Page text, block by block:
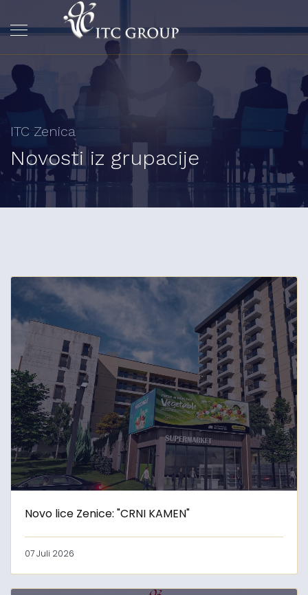
ITC Zenica
Novosti iz grupacije
Novo lice Zenice: "CRNI KAMEN"
07 Juli 2026